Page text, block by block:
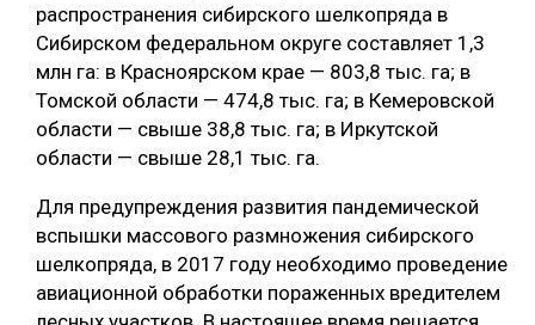
распространения сибирского шелкопряда в
Сибирском федеральном округе составляет 1,3
млн га: в Красноярском крае — 803,8 тыс. га; в
Томской области — 474,8 тыс. га; в Кемеровской
области — свыше 38,8 тыс. га; в Иркутской
области — свыше 28,1 тыс. га.
Для предупреждения развития пандемической
вспышки массового размножения сибирского
шелкопряда, в 2017 году необходимо проведение
авиационной обработки пораженных вредителем